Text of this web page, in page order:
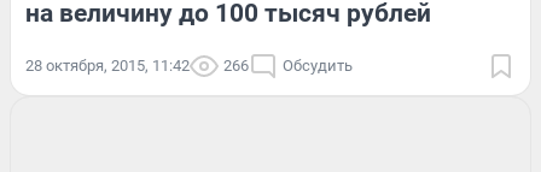
на величину до 100 тысяч рублей
28 октября, 2015, 11:42 266 Обсудить